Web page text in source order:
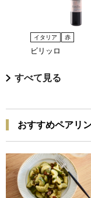
イタリア 赤
ビリッロ
すべて見る
おすすめペアリ